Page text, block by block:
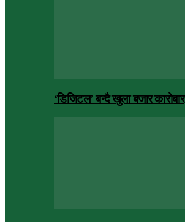
‘डिजिटल’ बन्दै खुला बजार कारोबार